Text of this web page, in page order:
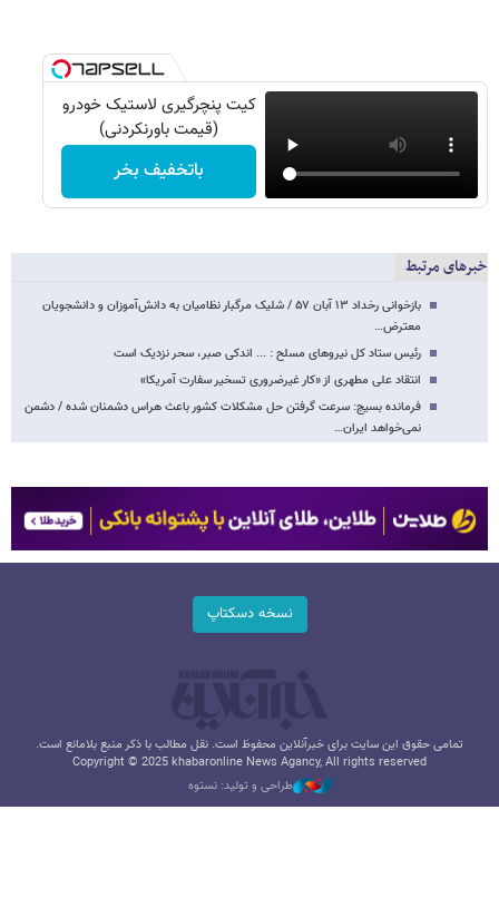
کیت پنچرگیری لاستیک خودرو
(قیمت باورنکردنی)
باتخفیف بخر
خبرهای مرتبط
بازخوانی رخداد ۱۳ آبان ۵۷ / شلیک مرگبار نظامیان به دانش‌آموزان و دانشجویان
معترض…
رئیس ستاد کل نیروهای مسلح : ... اندکی صبر، سحر نزدیک است
انتقاد علی مطهری از «کار غیرضروری تسخیر سفارت آمریکا»
فرمانده بسیج: سرعت گرفتن حل مشکلات کشور باعث هراس دشمنان شده / دشمن
نمی‌خواهد ایران…
نسخه دسکتاپ
تمامی حقوق این سایت برای خبرآنلاین محفوظ است. نقل مطالب با ذکر منبع بلامانع است.
Copyright © 2025 khabaronline News Agancy, All rights reserved
طراحی و تولید: نستوه